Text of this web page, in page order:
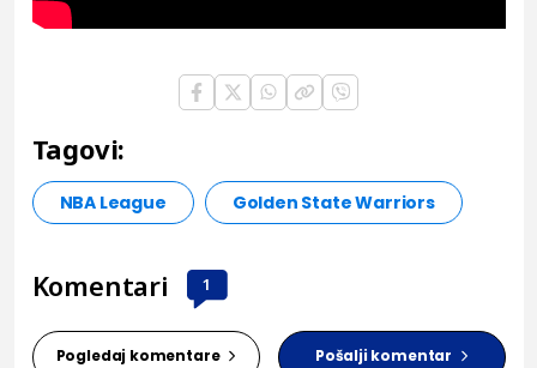
Tagovi:
NBA League Golden State Warriors
Komentari 1
Pogledaj komentare Pošalji komentar